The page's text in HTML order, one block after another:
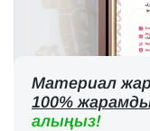
Материал
100%
алыңыз!